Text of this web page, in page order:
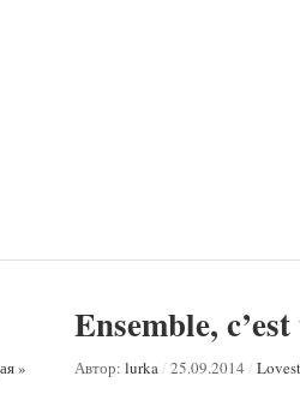
Ensemble,
» Автор: lurka/ 25.09.2014 /